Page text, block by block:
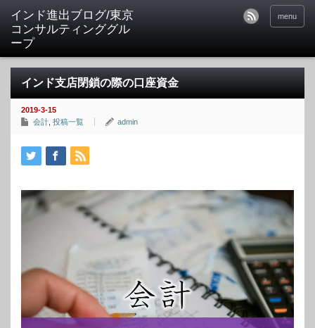
インド進出ブログ/東京
コンサルティンググル
ープ
menu
インド支店閉鎖の際の口座資金
2019-3-15
会計 投稿一覧 admin